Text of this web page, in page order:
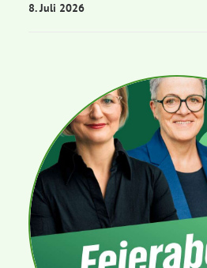
8. Juli 2026